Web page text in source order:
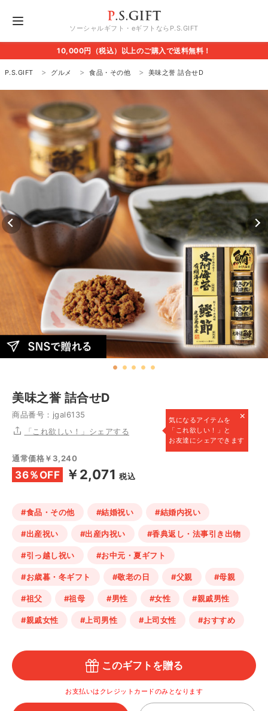
ソーシャルギフト・eギフトならP.S.GIFT
10,000円（税込）以上のご購入で送料無料！
P.S.GIFT グルメ 食品・その他 美味之誉 詰合せD
美味之誉 詰合せD
商品番号：jgal6135 ×
気になるアイテムを
「これ欲しい！」と
お友達にシェアできます
「これ欲しい！」シェアする
通常価格￥3,240
36％OFF ￥2,071 税込
#食品・その他 #結婚祝い #結婚内祝い
#出産祝い #出産内祝い #香典返し・法事引き出物
#引っ越し祝い #お中元・夏ギフト
#お歳暮・冬ギフト #敬老の日 #父親 #母親
#祖父 #祖母 #男性 #女性 #親戚男性
#親戚女性 #上司男性 #上司女性 #おすすめ
このギフトを贈る
お支払いはクレジットカードのみとなります